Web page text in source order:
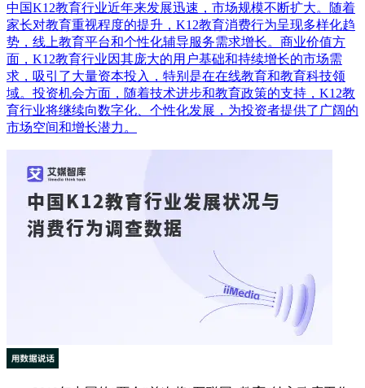
中国K12教育行业近年来发展迅速，市场规模不断扩大。随着
家长对教育重视程度的提升，K12教育消费行为呈现多样化趋
势，线上教育平台和个性化辅导服务需求增长。商业价值方
面，K12教育行业因其庞大的用户基础和持续增长的市场需
求，吸引了大量资本投入，特别是在在线教育和教育科技领
域。投资机会方面，随着技术进步和教育政策的支持，K12教
育行业将继续向数字化、个性化发展，为投资者提供了广阔的
市场空间和增长潜力。